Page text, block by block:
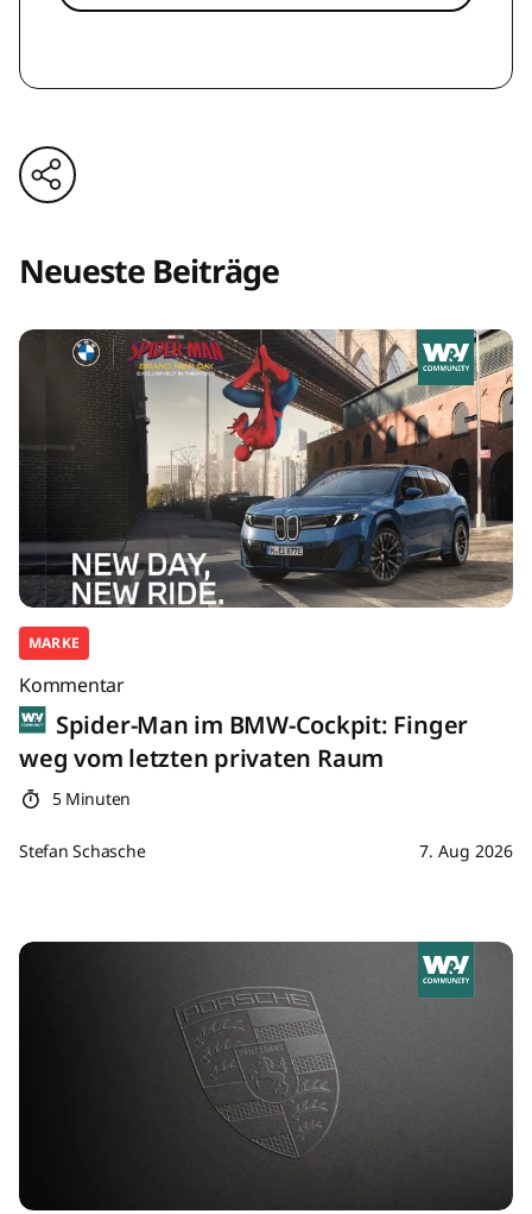
Neueste Beiträge
MARKE
Kommentar
Spider-Man im BMW-Cockpit: Finger
weg vom letzten privaten Raum
5 Minuten
Stefan Schasche 7. Aug 2026